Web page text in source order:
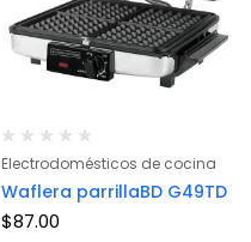
Electrodomésticos de cocina
Waflera parrillaBD G49TD
$87.00